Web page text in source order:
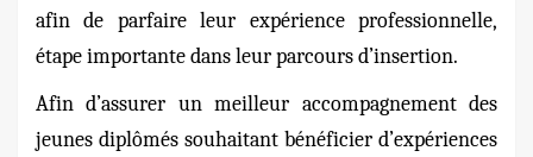
afin de parfaire leur expérience professionnelle,
étape importante dans leur parcours d’insertion.
Afin d’assurer un meilleur accompagnement des
jeunes diplômés souhaitant bénéficier d’expériences